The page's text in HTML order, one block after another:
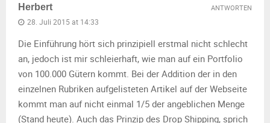
Herbert
28. Juli 2015 at 14:33
Die Einführung hört sich prinzipiell erstmal nicht schlecht
an, jedoch ist mir schleierhaft, wie man auf ein Portfolio
von 100.000 Gütern kommt. Bei der Addition der in den
einzelnen Rubriken aufgelisteten Artikel auf der Webseite
kommt man auf nicht einmal 1/5 der angeblichen Menge
(Stand heute). Auch das Prinzip des Drop Shipping, sprich
ANTWORTEN